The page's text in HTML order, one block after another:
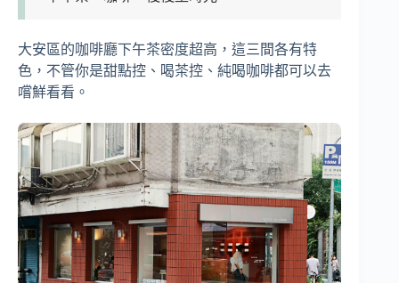
大安區的咖啡廳下午茶密度超高，這三間各有特
色，不管你是甜點控、喝茶控、純喝咖啡都可以去
嚐鮮看看。